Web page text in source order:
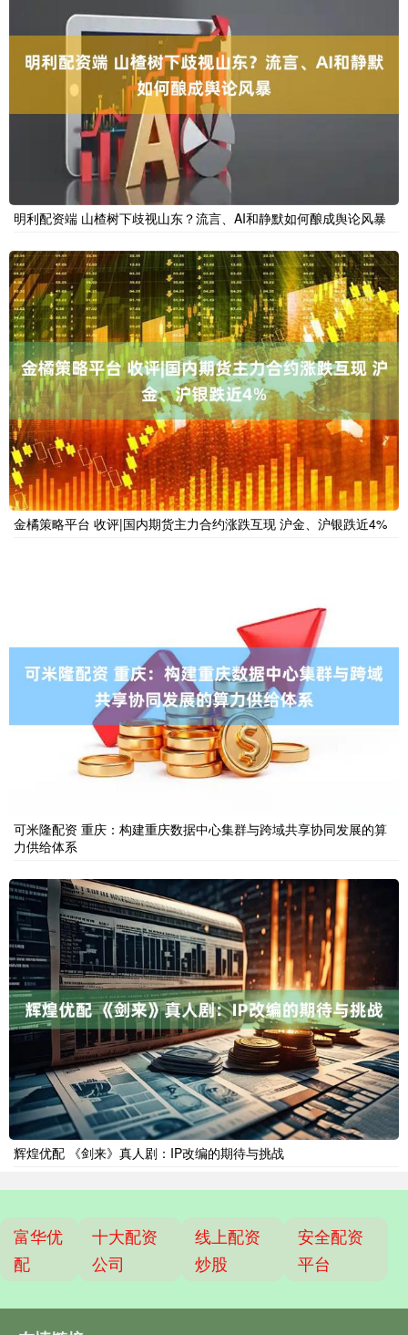
明利配资端 山楂树下歧视山东？流言、AI和静默如何酿成舆论风暴
金橘策略平台 收评|国内期货主力合约涨跌互现 沪金、沪银跌近4%
可米隆配资 重庆：构建重庆数据中心集群与跨域共享协同发展的算
力供给体系
辉煌优配 《剑来》真人剧：IP改编的期待与挑战
富华优
配
十大配资
公司
线上配资
炒股
安全配资
平台